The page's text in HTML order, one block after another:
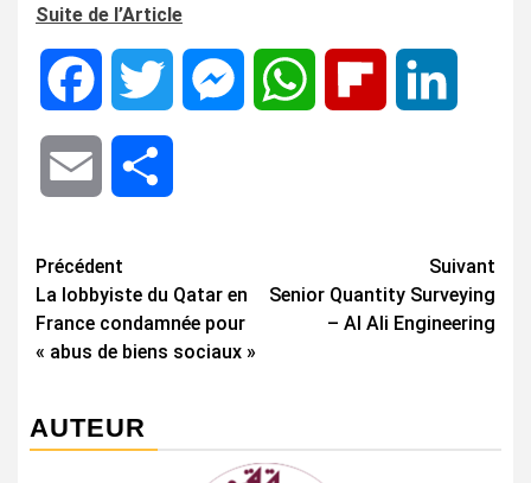
Suite de l’Article
Facebook Twitter MessengerWhatsApp Flipboard
Email
Navigation
d’article
Précédent
La lobbyiste du Qatar en
France condamnée pour
« abus de biens sociaux »
Suivant
Senior Quantity Surveying
– Al Ali Engineering
AUTEUR